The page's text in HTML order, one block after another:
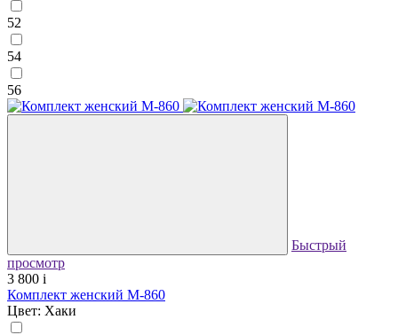
52
54
56
Быстрый
просмотр
3 800 i
Комплект женский М-860
Цвет: Хаки